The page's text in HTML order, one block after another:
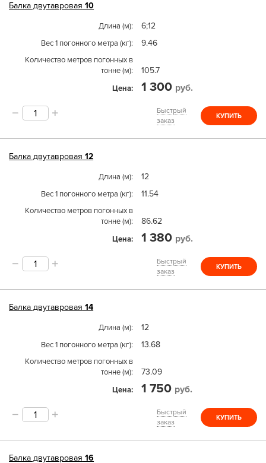
Балка двутавровая 10
Длина (м) 6;12
Вес 1 погонного метра (кг) 9.46
Количество метров погонных в
тонне (м)
105.7
Цена 1 300 руб.
Быстрый
заказ
КУПИТЬ
Балка двутавровая 12
Длина (м) 12
Вес 1 погонного метра (кг) 11.54
Количество метров погонных в
тонне (м)
86.62
Цена 1 380 руб.
Быстрый
заказ
КУПИТЬ
Балка двутавровая 14
Длина (м) 12
Вес 1 погонного метра (кг) 13.68
Количество метров погонных в
тонне (м)
73.09
Цена 1 750 руб.
Быстрый
заказ
КУПИТЬ
Балка двутавровая 16